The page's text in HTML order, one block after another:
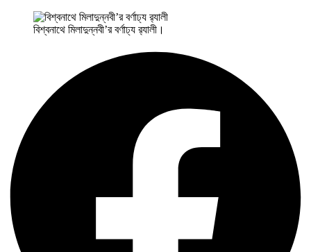
বিশ্বনাথে মিলাদুন্নবী’র বর্ণাঢ্য র‌্যালী।